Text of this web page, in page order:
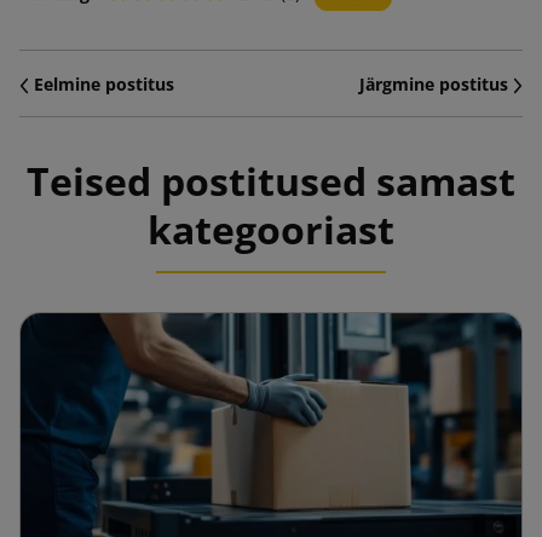
Eelmine postitus Järgmine postitus
Teised postitused samast
kategooriast